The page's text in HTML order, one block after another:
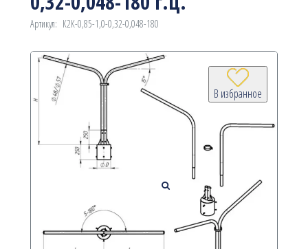
Артикул: К2К-0,85-1,0-0,32-0,048-180
В избранное